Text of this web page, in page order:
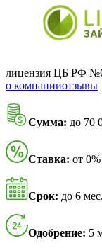
лицензия ЦБ РФ
о компанииотзывы
Сумма: до 70
Ставка: от
Срок: до 6 мес.
Одобрение: 5